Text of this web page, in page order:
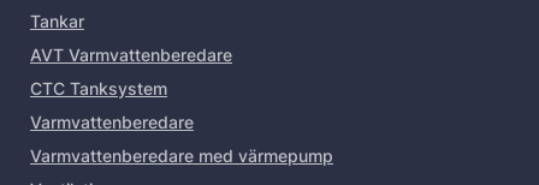
Tankar
AVT Varmvattenberedare
CTC Tanksystem
Varmvattenberedare
Varmvattenberedare med värmepump